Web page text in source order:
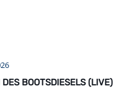
BOOTSDIESELS (LIVE)